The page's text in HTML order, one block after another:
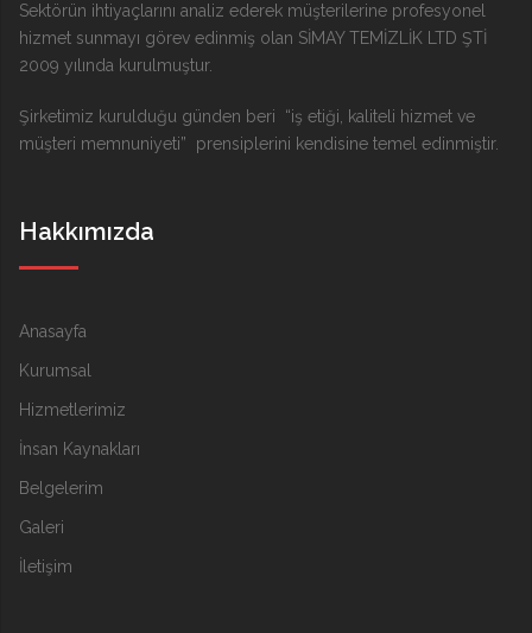
Sektörün ihtiyaçlarını analiz ederek müşterilerine profesyonel
hizmet sunmayı görev edinmiş olan SİMAY TEMİZLİK LTD ŞTİ
2009 yılında kurulmuştur.
Şirketimiz kurulduğu günden beri “iş etiği, kaliteli hizmet ve
müşteri memnuniyeti” prensiplerini kendisine temel edinmiştir.
Hakkımızda
Anasayfa
Kurumsal
Hizmetlerimiz
İnsan Kaynakları
Belgelerim
Galeri
İletişim